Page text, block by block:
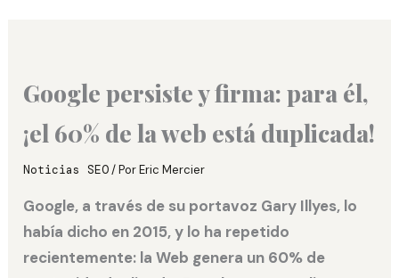
Google persiste y firma: para él,
¡el 60% de la web está duplicada!
Noticias SEO/ PorEric Mercier
Google, a través de su portavoz Gary Illyes, lo
había dicho en 2015, y lo ha repetido
recientemente: la Web genera un 60% de